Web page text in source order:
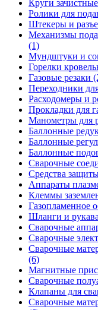
Круги
Ролики для
Штекеры и
Механизмы
(1)
Мундштуки и
Горелки
Газовые резаки
Переходники
Расходомеры и
Прокладки для
Манометры для
Баллонные
Баллонные
Баллонные
Сварочные
Средства
Аппараты
Клеммы
Газопламенное
Шланги и
Сварочные
Сварочные
Сварочные
(6)
Магнитные
Сварочные
Клапаны для
Сварочные